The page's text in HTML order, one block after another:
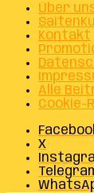
Über
Kontakt
Alle
Cookie-
X